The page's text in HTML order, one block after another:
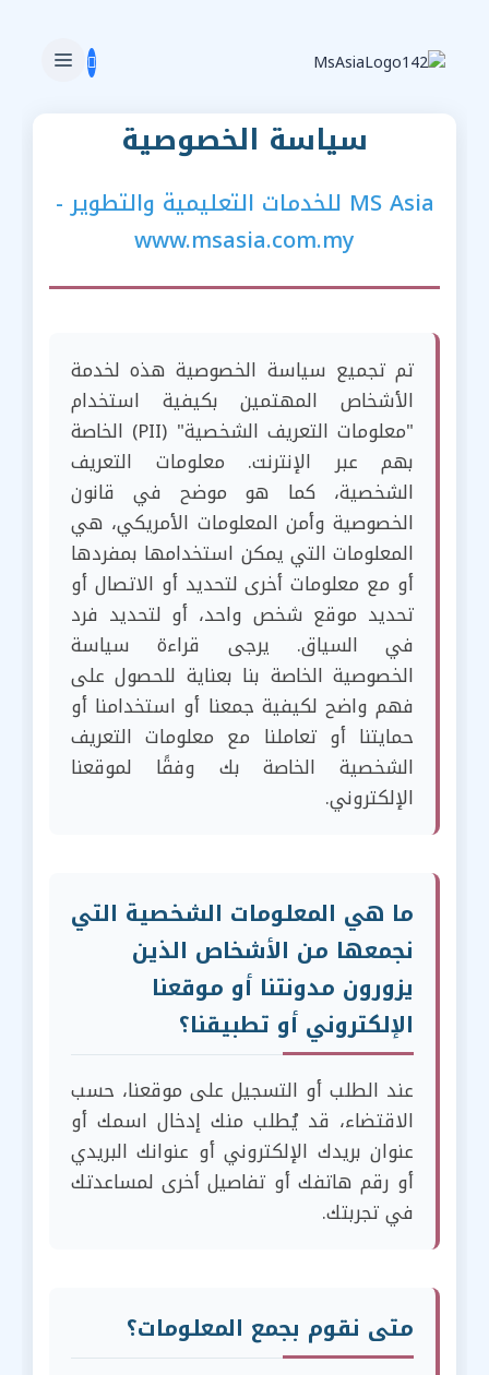
سياسة الخصوصية
MS Asia للخدمات التعليمية والتطوير -
www.msasia.com.my
تم تجميع سياسة الخصوصية هذه لخدمة
الأشخاص المهتمين بكيفية استخدام
"معلومات التعريف الشخصية" (PII) الخاصة
بهم عبر الإنترنت. معلومات التعريف
الشخصية، كما هو موضح في قانون
الخصوصية وأمن المعلومات الأمريكي، هي
المعلومات التي يمكن استخدامها بمفردها
أو مع معلومات أخرى لتحديد أو الاتصال أو
تحديد موقع شخص واحد، أو لتحديد فرد
في السياق. يرجى قراءة سياسة
الخصوصية الخاصة بنا بعناية للحصول على
فهم واضح لكيفية جمعنا أو استخدامنا أو
حمايتنا أو تعاملنا مع معلومات التعريف
الشخصية الخاصة بك وفقًا لموقعنا
الإلكتروني.
ما هي المعلومات الشخصية التي
نجمعها من الأشخاص الذين
يزورون مدونتنا أو موقعنا
الإلكتروني أو تطبيقنا؟
عند الطلب أو التسجيل على موقعنا، حسب
الاقتضاء، قد يُطلب منك إدخال اسمك أو
عنوان بريدك الإلكتروني أو عنوانك البريدي
أو رقم هاتفك أو تفاصيل أخرى لمساعدتك
في تجربتك.
متى نقوم بجمع المعلومات؟